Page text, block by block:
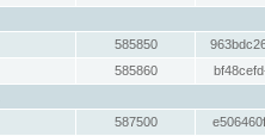
585850
585860
587500